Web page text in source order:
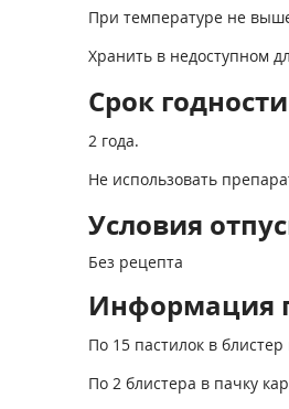
При температуре не
Хранить в недоступном
Срок годности
2 года.
Не использовать
Условия
Без рецепта
Информация
По 15 пастилок в
По 2 блистера в пачку